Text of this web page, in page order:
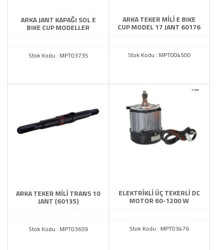
ARKA JANT KAPAĞI SOL E
BIKE CUP MODELLER
Stok Kodu : MPT03735
ARKA TEKER MİLİ E BIKE
CUP MODEL 17 JANT 60176
Stok Kodu : MPT004500
ARKA TEKER MİLİ TRANS 10
JANT (60135)
Stok Kodu : MPT03659
ELEKTRİKLİ ÜÇ TEKERLİ DC
MOTOR 60-1200 W
Stok Kodu : MPT03476